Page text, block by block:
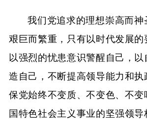
我们党追求的理想崇高而神
艰巨而繁重，只有以时代发展的
以强烈的忧患意识警醒自己，
造自己，不断提高领导能力和执
保党始终不变质、不变色、不变
国特色社会主义事业的坚强领